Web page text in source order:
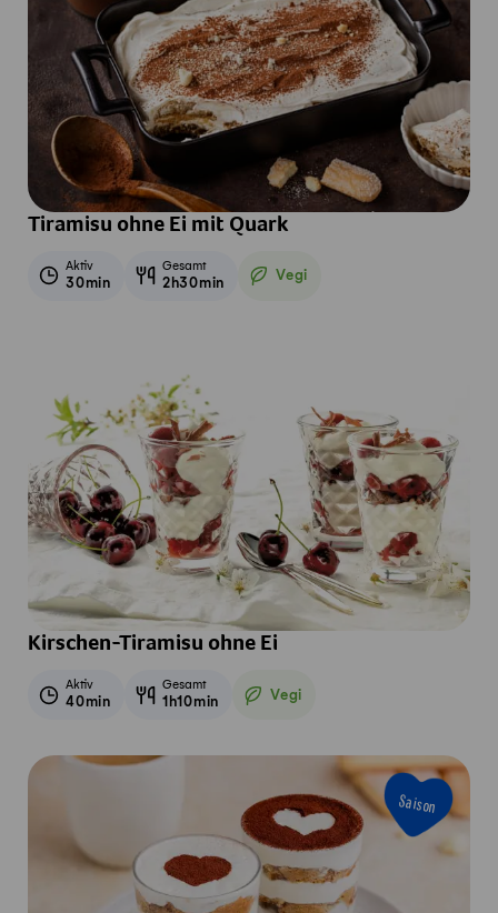
Tiramisu ohne Ei mit Quark
Aktiv
30min
Gesamt
2h30min Vegi
Vegetarisch
Kirschen-Tiramisu ohne Ei
Aktiv
40min
Gesamt
1h10min Vegi
Vegetarisch
Saison